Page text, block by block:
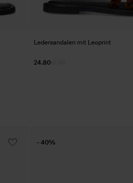
Ledersandalen mit Leoprint
61.98
24.80
- 40%